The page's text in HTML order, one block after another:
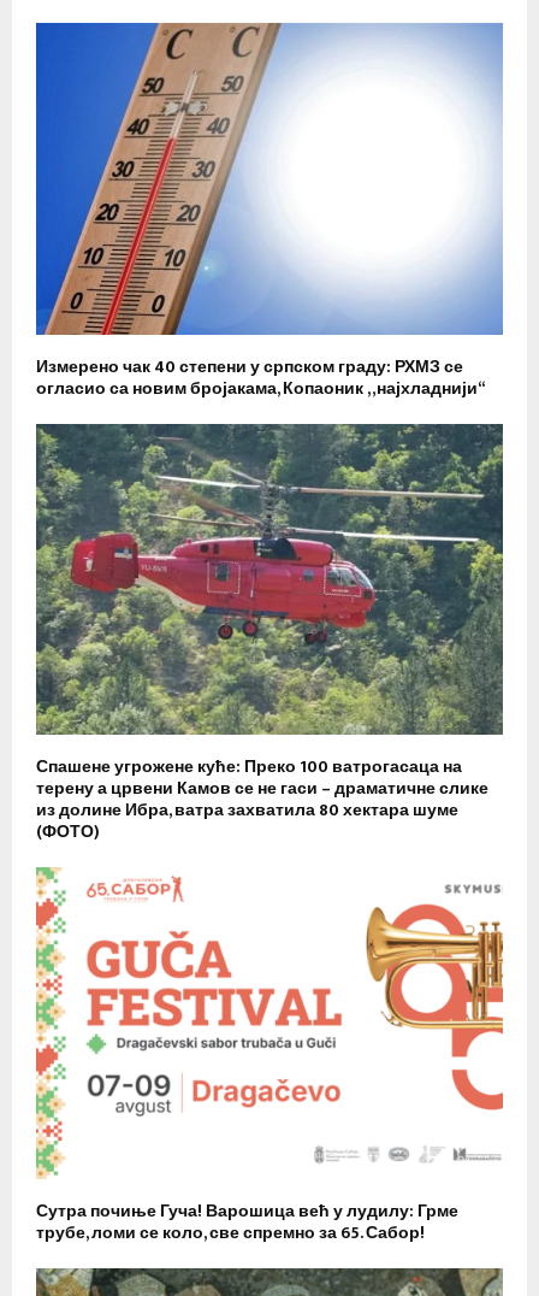
Измерено чак 40 степени у српском граду: РХМЗ се
огласио са новим бројакама, Копаоник „најхладнији“
Спашене угрожене куће: Преко 100 ватрогасаца на
терену а црвени Камов се не гаси – драматичне слике
из долине Ибра, ватра захватила 80 хектара шуме
(ФОТО)
Сутра почиње Гуча! Варошица већ у лудилу: Грме
трубе, ломи се коло, све спремно за 65. Сабор!